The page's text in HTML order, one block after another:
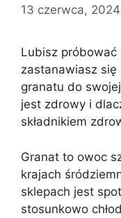
13 czerwca, 2024
Lubisz próbować
zastanawiasz się
granatu do
jest zdrowy i
składnikiem
Granat to owoc
krajach
sklepach jest
stosunkowo